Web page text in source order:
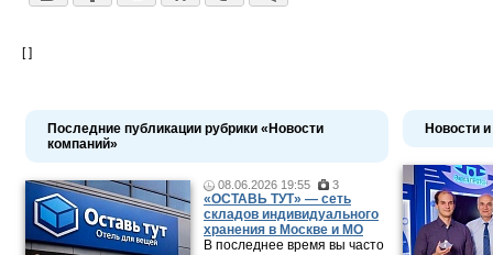
[ ]
Последние публикации рубрики «Новости
компаний»
08.06.2026 19:55 3
«ОСТАВЬ ТУТ» — сеть
складов индивидуального
хранения в Москве и МО
В последнее время вы часто
Новости